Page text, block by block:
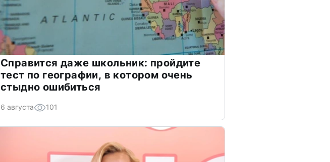
Справится даже школьник: пройдите
тест по географии, в котором очень
стыдно ошибиться
6 августа 101